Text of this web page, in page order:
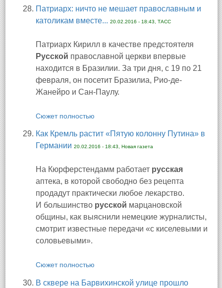
Патриарх: ничто не мешает православным и
католикам вместе... 20.02.2016 - 18:43, ТАСС
Патриарх Кирилл в качестве предстоятеля
Русской православной церкви впервые
находится в Бразилии. За три дня, с 19 по 21
февраля, он посетит Бразилиа, Рио-де-
Жанейро и Сан-Паулу.
Сюжет полностью
Как Кремль растит «Пятую колонну Путина» в
Германии 20.02.2016 - 18:43, Новая газета
На Кюрферстендамм работает русская
аптека, в которой свободно без рецепта
продадут практически любое лекарство.
И большинство русской марцановской
общины, как выяснили немецкие журналисты,
смотрит известные передачи «с киселевыми и
соловьевыми».
Сюжет полностью
В сквере на Барвихинской улице прошло